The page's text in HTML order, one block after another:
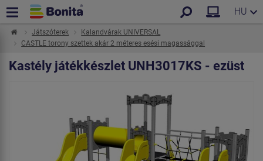
HU
Játszóterek
Kalandvárak UNIVERSAL
CASTLE torony szettek akár 2 méteres esési magassággal
Kastély játékkészlet UNH3017KS - ezüst